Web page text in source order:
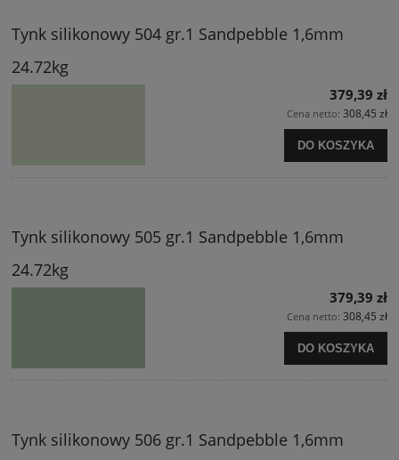
Tynk silikonowy 504 gr.1 Sandpebble 1,6mm
24.72kg
379,39 zł
Cena netto: 308,45 zł
DO KOSZYKA
Tynk silikonowy 505 gr.1 Sandpebble 1,6mm
24.72kg
379,39 zł
Cena netto: 308,45 zł
DO KOSZYKA
Tynk silikonowy 506 gr.1 Sandpebble 1,6mm